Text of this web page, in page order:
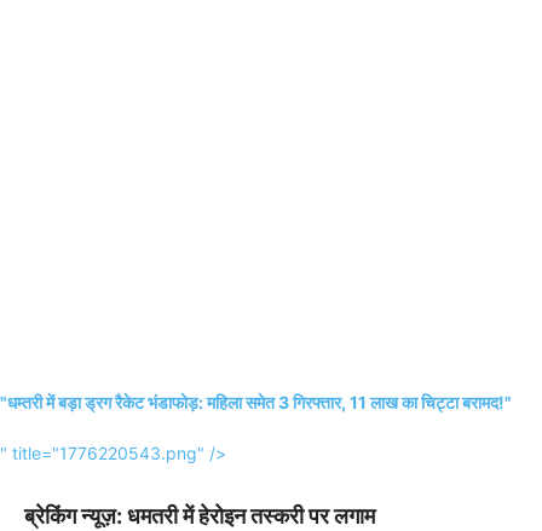
"धम्तरी में बड़ा ड्रग रैकेट भंडाफोड़: महिला समेत 3 गिरफ्तार, 11 लाख का चिट्टा बरामद!"
" title="1776220543.png" />
ब्रेकिंग न्यूज़: धमतरी में हेरोइन तस्करी पर लगाम